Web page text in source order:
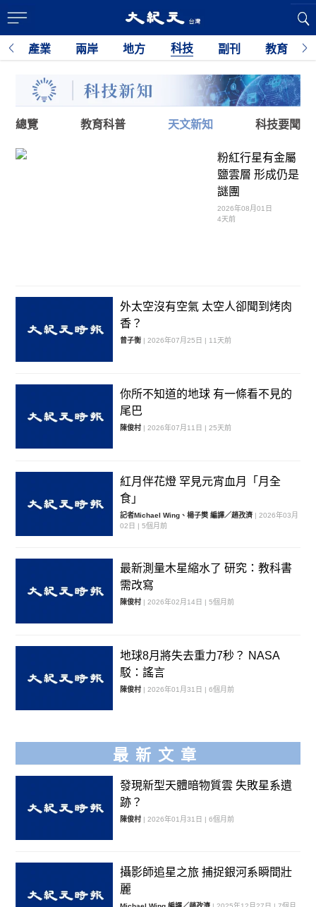
產業 兩岸 地方 科技 副刊 教育
總覽 教育科普 天文新知 科技要聞
粉紅行星有金屬
鹽雲層 形成仍是
謎團
2026年08月01日
4天前
外太空沒有空氣 太空人卻聞到烤肉
香？
曾子衡 | 2026年07月25日 | 11天前
你所不知道的地球 有一條看不見的
尾巴
陳俊村 | 2026年07月11日 | 25天前
紅月伴花燈 罕見元宵血月「月全
食」
記者Michael Wing、楊子樊 編譯／趙孜濟 | 2026年03月
02日 | 5個月前
最新測量木星縮水了 研究：教科書
需改寫
陳俊村 | 2026年02月14日 | 5個月前
地球8月將失去重力7秒？ NASA
駁：謠言
陳俊村 | 2026年01月31日 | 6個月前
最新文章
發現新型天體暗物質雲 失敗星系遺
跡？
陳俊村 | 2026年01月31日 | 6個月前
攝影師追星之旅 捕捉銀河系瞬間壯
麗